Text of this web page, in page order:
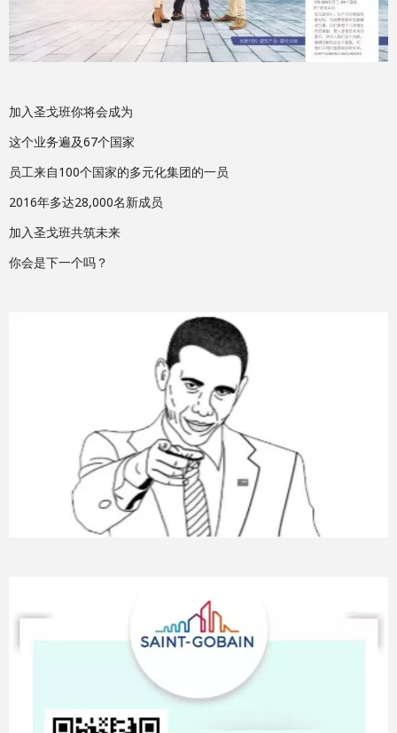
加入圣戈班你将会成为
这个业务遍及67个国家
员工来自100个国家的多元化集团的一员
2016年多达28,000名新成员
加入圣戈班共筑未来
你会是下一个吗？